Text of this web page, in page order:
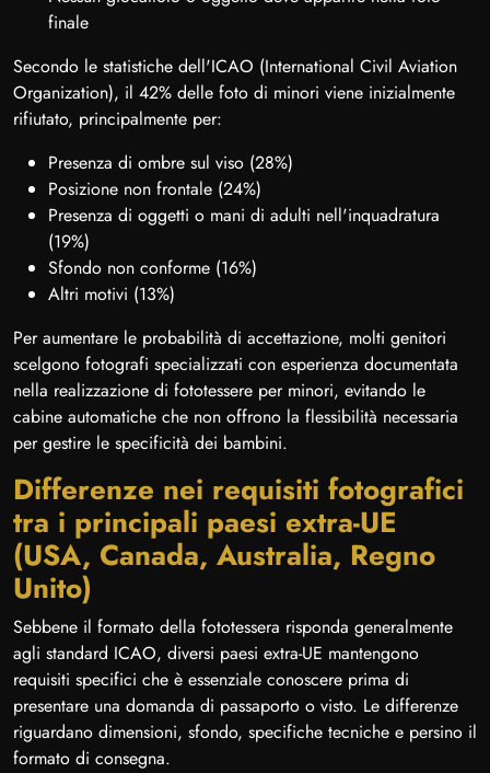
finale
Secondo le statistiche dell'ICAO (International Civil Aviation
Organization), il 42% delle foto di minori viene inizialmente
rifiutato, principalmente per:
Presenza di ombre sul viso (28%)
Posizione non frontale (24%)
Presenza di oggetti o mani di adulti nell'inquadratura
(19%)
Sfondo non conforme (16%)
Altri motivi (13%)
Per aumentare le probabilità di accettazione, molti genitori
scelgono fotografi specializzati con esperienza documentata
nella realizzazione di fototessere per minori, evitando le
cabine automatiche che non offrono la flessibilità necessaria
per gestire le specificità dei bambini.
Differenze nei requisiti fotografici
tra i principali paesi extra-UE
(USA, Canada, Australia, Regno
Unito)
Sebbene il formato della fototessera risponda generalmente
agli standard ICAO, diversi paesi extra-UE mantengono
requisiti specifici che è essenziale conoscere prima di
presentare una domanda di passaporto o visto. Le differenze
riguardano dimensioni, sfondo, specifiche tecniche e persino il
formato di consegna.